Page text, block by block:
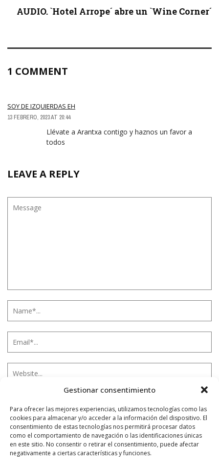
Gestionar consentimiento
Para ofrecer las mejores experiencias, utilizamos tecnologías como las
cookies para almacenar y/o acceder a la información del dispositivo. El
consentimiento de estas tecnologías nos permitirá procesar datos
como el comportamiento de navegación o las identificaciones únicas
en este sitio. No consentir o retirar el consentimiento, puede afectar
negativamente a ciertas características y funciones.
AUDIO. `Hotel Arrope´ abre un `Wine Corner´
1 COMMENT
SOY DE IZQUIERDAS EH
13 FEBRERO, 2023 AT 20:44
Llévate a Arantxa contigo y haznos un favor a
todos
LEAVE A REPLY
Notificarme vía correo electrónico cuando el comentario sea
aprobado.
Este sitio usa Akismet para reducir el spam. Aprende
cómo se procesan los datos de tus comentarios.